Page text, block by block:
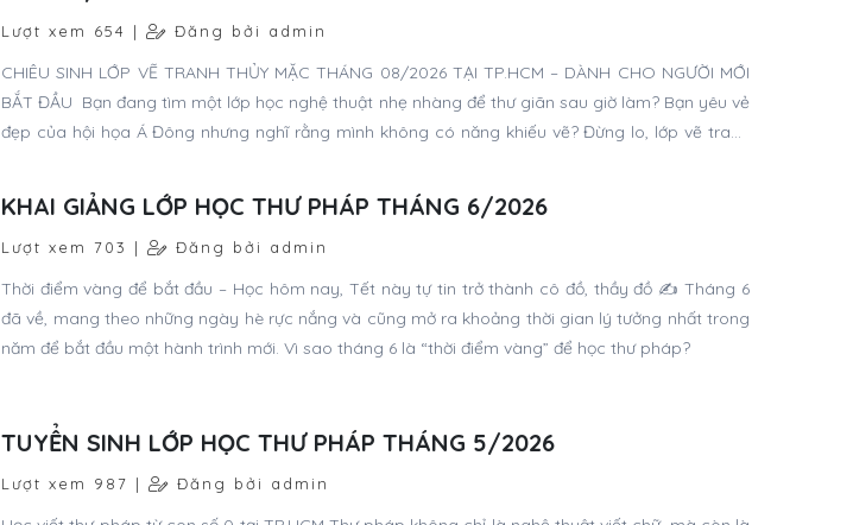
Lượt xem 654 | Đăng bởi admin
CHIÊU SINH LỚP VẼ TRANH THỦY MẶC THÁNG 08/2026 TẠI TP.HCM – DÀNH CHO NGƯỜI MỚI
BẮT ĐẦU Bạn đang tìm một lớp học nghệ thuật nhẹ nhàng để thư giãn sau giờ làm? Bạn yêu vẻ
đẹp của hội họa Á Đông nhưng nghĩ rằng mình không có năng khiếu vẽ? Đừng lo, lớp vẽ tranh
đầu, chưa từng học vẽ vẫn có thể tham gia.
KHAI GIẢNG LỚP HỌC THƯ PHÁP THÁNG 6/2026
Lượt xem 703 | Đăng bởi admin
Thời điểm vàng để bắt đầu – Học hôm nay, Tết này tự tin trở thành cô đồ, thầy đồ ✍️ Tháng 6
đã về, mang theo những ngày hè rực nắng và cũng mở ra khoảng thời gian lý tưởng nhất trong
năm để bắt đầu một hành trình mới. Vì sao tháng 6 là “thời điểm vàng” để học thư pháp?
TUYỂN SINH LỚP HỌC THƯ PHÁP THÁNG 5/2026
Lượt xem 987 | Đăng bởi admin